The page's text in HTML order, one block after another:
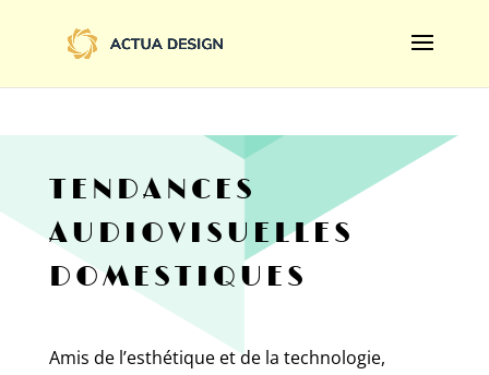
family=Limelight&display=swap');
TENDANCES
AUDIOVISUELLES
DOMESTIQUES
Amis de l’esthétique et de la technologie,